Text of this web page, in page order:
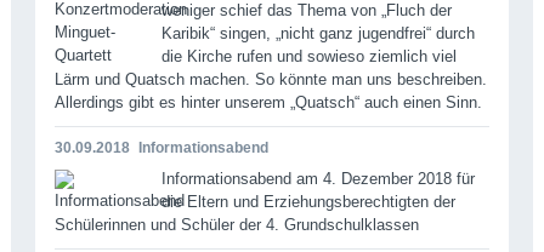
weniger schief das Thema von „Fluch der
Karibik“ singen, „nicht ganz jugendfrei“ durch
die Kirche rufen und sowieso ziemlich viel
Lärm und Quatsch machen. So könnte man uns beschreiben.
Allerdings gibt es hinter unserem „Quatsch“ auch einen Sinn.
30.09.2018 Informationsabend
Informationsabend am 4. Dezember 2018 für
die Eltern und Erziehungsberechtigten der
Schülerinnen und Schüler der 4. Grundschulklassen